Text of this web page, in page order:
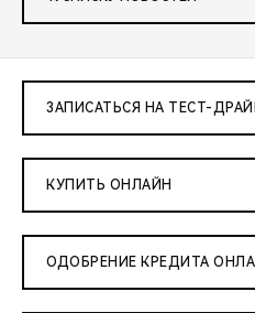
ЗАПИСАТЬСЯ НА ТЕСТ-
КУПИТЬ ОНЛАЙН
ОДОБРЕНИЕ КРЕДИТА